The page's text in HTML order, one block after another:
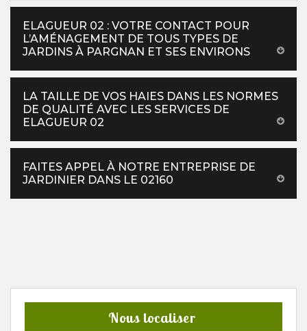
ELAGUEUR 02 : VOTRE CONTACT POUR
L’AMÉNAGEMENT DE TOUS TYPES DE
JARDINS À PARGNAN ET SES ENVIRONS
LA TAILLE DE VOS HAIES DANS LES NORMES
DE QUALITÉ AVEC LES SERVICES DE
ELAGUEUR 02
FAITES APPEL À NOTRE ENTREPRISE DE
JARDINIER DANS LE 02160
Nous localiser